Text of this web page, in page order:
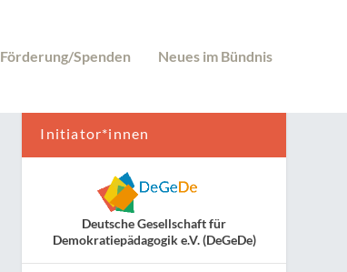
Förderung/Spenden Neues im Bündnis
Initiator*innen
Deutsche Gesellschaft für
Demokratiepädagogik e.V. (DeGeDe)